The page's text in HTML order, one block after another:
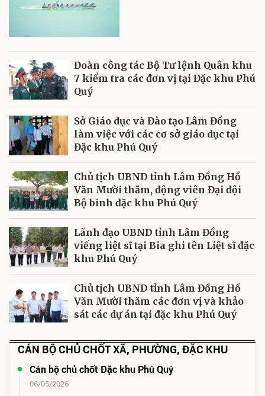
Đoàn công tác Bộ Tư lệnh Quân khu
7 kiểm tra các đơn vị tại Đặc khu Phú
Quý
Sở Giáo dục và Đào tạo Lâm Đồng
làm việc với các cơ sở giáo dục tại
Đặc khu Phú Quý
Chủ tịch UBND tỉnh Lâm Đồng Hồ
Văn Mười thăm, động viên Đại đội
Bộ binh đặc khu Phú Quý
Lãnh đạo UBND tỉnh Lâm Đồng
viếng liệt sĩ tại Bia ghi tên Liệt sĩ đặc
khu Phú Quý
Chủ tịch UBND tỉnh Lâm Đồng Hồ
Văn Mười thăm các đơn vị và khảo
sát các dự án tại đặc khu Phú Quý
CÁN BỘ CHỦ CHỐT XÃ, PHƯỜNG, ĐẶC KHU
Cán bộ chủ chốt Đặc khu Phú Quý
06/05/2026